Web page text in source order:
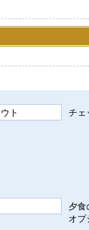
ト チェ
夕
オプ